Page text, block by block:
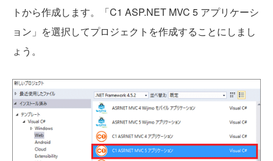
トから作成します。「C1 ASP.NET MVC 5 アプリケーシ
ョン」を選択してプロジェクトを作成することにしまし
ょう。